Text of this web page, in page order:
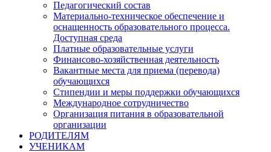
Педагогический состав
Материально-техническое обеспечение и
оснащенность образовательного процесса.
Доступная среда
Платные образовательные услуги
Финансово-хозяйственная деятельность
Вакантные места для приема (перевода)
обучающихся
Стипендии и меры поддержки обучающихся
Международное сотрудничество
Организация питания в образовательной
организации
РОДИТЕЛЯМ
УЧЕНИКАМ